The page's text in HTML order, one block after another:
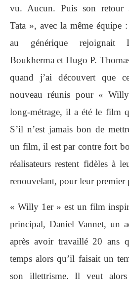
vu. Aucun. Puis son
Tata », avec la même équipe :
au générique rejoignait
Boukherma et Hugo P.
quand j’ai découvert que
nouveau réunis pour «
long-métrage, il a été le film
S’il n’est jamais bon de
un film, il est par contre fort
réalisateurs restent fidèles à
renouvelant, pour leur premier
« Willy 1er » est un film
principal, Daniel Vannet, un
après avoir travaillé 20 ans
temps alors qu’il faisait un
son illettrisme. Il veut